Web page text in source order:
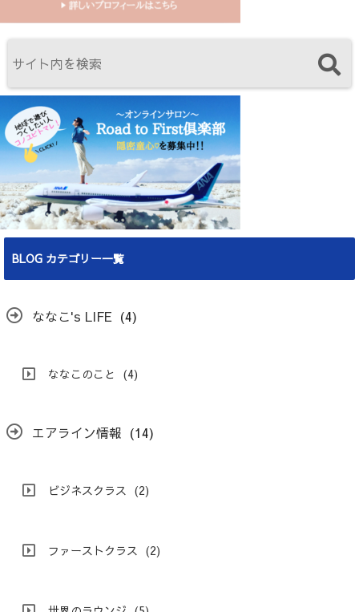
BLOG カテゴリー一覧
ななこ's LIFE (4)
ななこのこと (4)
エアライン情報 (14)
ビジネスクラス (2)
ファーストクラス (2)